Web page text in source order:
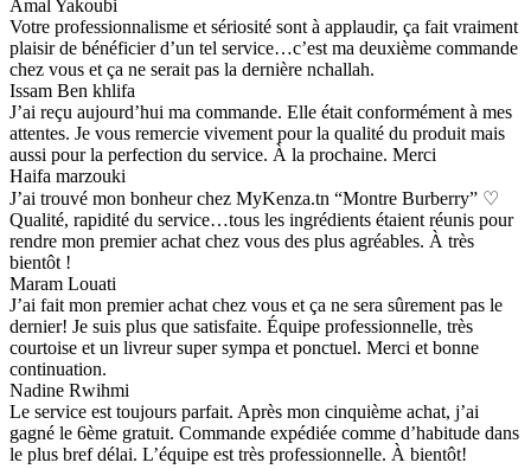
Amal Yakoubi
Votre professionnalisme et sériosité sont à applaudir, ça fait vraiment
plaisir de bénéficier d’un tel service…c’est ma deuxième commande
chez vous et ça ne serait pas la dernière nchallah.
Issam Ben khlifa
J’ai reçu aujourd’hui ma commande. Elle était conformément à mes
attentes. Je vous remercie vivement pour la qualité du produit mais
aussi pour la perfection du service. À la prochaine. Merci
Haifa marzouki
J’ai trouvé mon bonheur chez MyKenza.tn “Montre Burberry” ♡
Qualité, rapidité du service…tous les ingrédients étaient réunis pour
rendre mon premier achat chez vous des plus agréables. À très
bientôt !
Maram Louati
J’ai fait mon premier achat chez vous et ça ne sera sûrement pas le
dernier! Je suis plus que satisfaite. Équipe professionnelle, très
courtoise et un livreur super sympa et ponctuel. Merci et bonne
continuation.
Nadine Rwihmi
Le service est toujours parfait. Après mon cinquième achat, j’ai
gagné le 6ème gratuit. Commande expédiée comme d’habitude dans
le plus bref délai. L’équipe est très professionnelle. À bientôt!